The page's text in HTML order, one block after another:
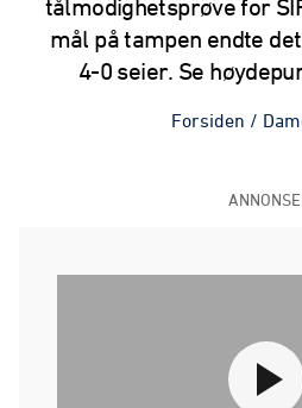
tålmodighetsprøve for
mål på tampen endte
4-0 seier. Se
Forsiden /